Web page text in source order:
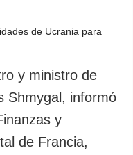
protección de
y ministro de
Shmygal, informó
y
de Francia,